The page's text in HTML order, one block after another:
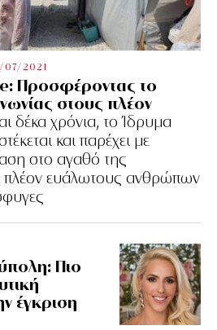
07/2021
Προσφέροντας το
στους πλέον
δέκα χρόνια, το Ίδρυμα
και παρέχει με
στο αγαθό της
πλέον ευάλωτους ανθρώπων
Πιο
έγκριση